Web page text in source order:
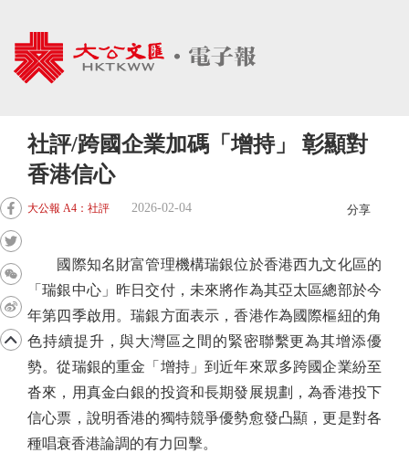
社評/跨國企業加碼「增持」 彰顯對
香港信心
大公報 A4：社評 2026-02-04 分享
國際知名財富管理機構瑞銀位於香港西九文化區的
「瑞銀中心」昨日交付，未來將作為其亞太區總部於今
年第四季啟用。瑞銀方面表示，香港作為國際樞紐的角
色持續提升，與大灣區之間的緊密聯繫更為其增添優
勢。從瑞銀的重金「增持」到近年來眾多跨國企業紛至
沓來，用真金白銀的投資和長期發展規劃，為香港投下
信心票，說明香港的獨特競爭優勢愈發凸顯，更是對各
種唱衰香港論調的有力回擊。